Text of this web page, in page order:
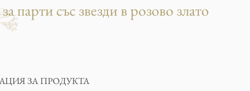
парти със звезди в розово злато
ЗА ПРОДУКТА